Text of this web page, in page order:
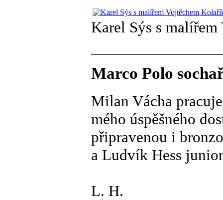
Karel Sýs s
Marco Polo
Milan Vácha
mého úspěšného
připravenou i
a Ludvík Hess
L. H.